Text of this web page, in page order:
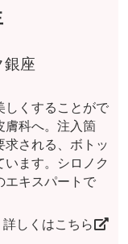
銀座
しくすることがで
膚科へ。注入箇
される、ボトッ
ます。シロノク
エキスパートで
詳しくはこちら